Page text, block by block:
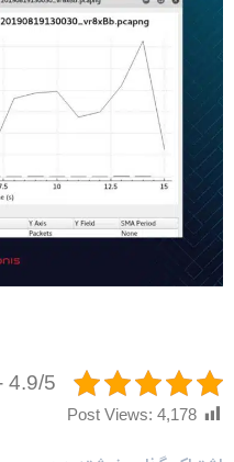
4.9/5 - (14 امتیاز)
Post Views: 4,178